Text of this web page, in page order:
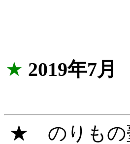
★ 2019年7
★ のりもの